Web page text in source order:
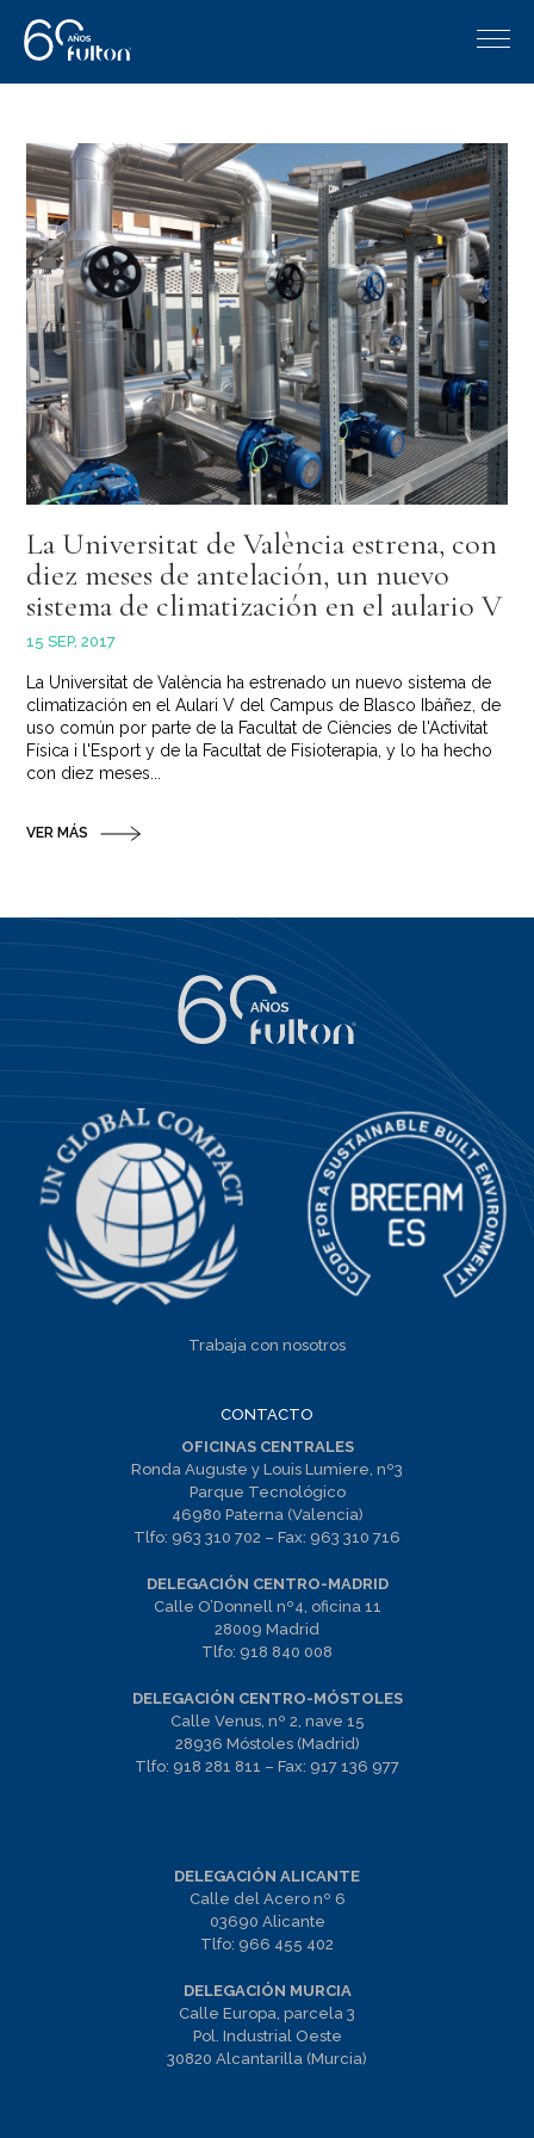
La Universitat de València estrena, con
diez meses de antelación, un nuevo
sistema de climatización en el aulario V
15 SEP, 2017
La Universitat de València ha estrenado un nuevo sistema de
climatización en el Aulari V del Campus de Blasco Ibáñez, de
uso común por parte de la Facultat de Ciències de l'Activitat
Física i l'Esport y de la Facultat de Fisioterapia, y lo ha hecho
con diez meses...
VER MÁS
Trabaja con nosotros
CONTACTO
OFICINAS CENTRALES
Ronda Auguste y Louis Lumiere, nº3
Parque Tecnológico
46980 Paterna (Valencia)
Tlfo: 963 310 702 – Fax: 963 310 716
DELEGACIÓN CENTRO-MADRID
Calle O’Donnell nº4, oficina 11
28009 Madrid
Tlfo: 918 840 008
DELEGACIÓN CENTRO-MÓSTOLES
Calle Venus, nº 2, nave 15
28936 Móstoles (Madrid)
Tlfo: 918 281 811 – Fax: 917 136 977
DELEGACIÓN ALICANTE
Calle del Acero nº 6
03690 Alicante
Tlfo: 966 455 402
DELEGACIÓN MURCIA
Calle Europa, parcela 3
Pol. Industrial Oeste
30820 Alcantarilla (Murcia)